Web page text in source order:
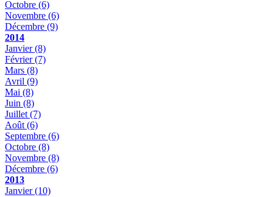
Octobre (6)
Novembre (6)
Décembre (9)
2014
Janvier(8)
Février(7)
Mars (8)
Avril (9)
Mai (8)
Juin (8)
Juillet (7)
Août (6)
Septembre (6)
Octobre (8)
Novembre (8)
Décembre (6)
2013
Janvier(10)